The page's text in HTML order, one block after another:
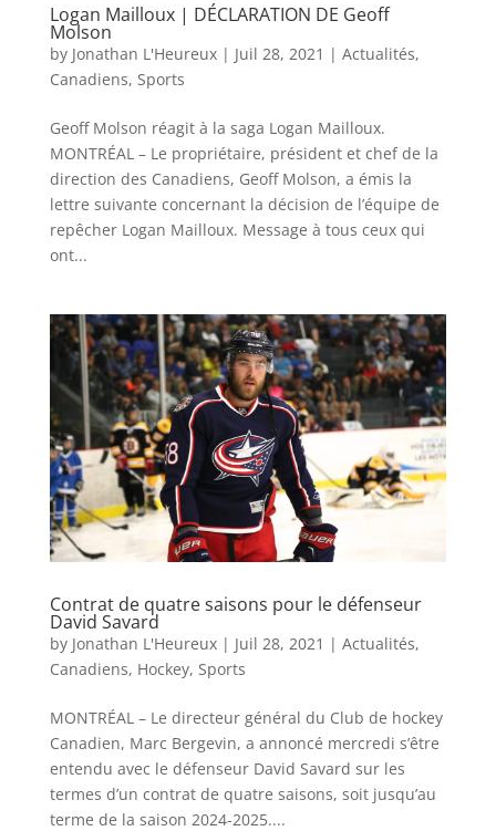
Logan Mailloux | DÉCLARATION DE Geoff
Molson
by Jonathan L'Heureux| Juil 28, 2021 | Actualités,
Canadiens, Sports
Geoff Molson réagit à la saga Logan Mailloux.
MONTRÉAL – Le propriétaire, président et chef de la
direction des Canadiens, Geoff Molson, a émis la
lettre suivante concernant la décision de l’équipe de
repêcher Logan Mailloux. Message à tous ceux qui
ont...
Contrat de quatre saisons pour le défenseur
David Savard
by Jonathan L'Heureux| Juil 28, 2021 | Actualités,
Canadiens, Hockey, Sports
MONTRÉAL – Le directeur général du Club de hockey
Canadien, Marc Bergevin, a annoncé mercredi s’être
entendu avec le défenseur David Savard sur les
termes d’un contrat de quatre saisons, soit jusqu’au
terme de la saison 2024-2025....